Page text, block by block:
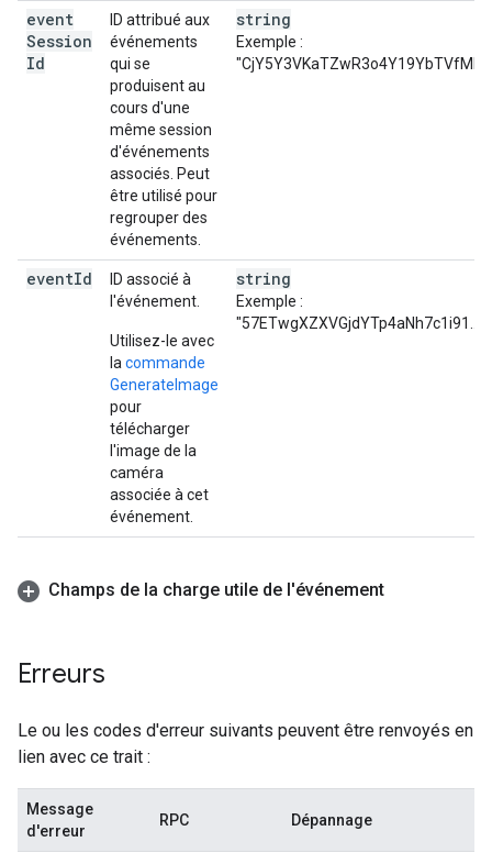
event
Session
Id
ID attribué aux
événements
qui se
produisent au
cours d'une
même session
d'événements
associés. Peut
être utilisé pour
regrouper des
événements.
string
Exemple :
"CjY5Y3VKaTZwR3o4Y19YbTVfMF..."
eventId
ID associé à
l'événement.
Utilisez-le avec
la commande
GenerateImage
pour
télécharger
l'image de la
caméra
associée à cet
événement.
string
Exemple :
"57ETwgXZXVGjdYTp4aNh7c1i91..."
Champs de la charge utile de l'événement
Erreurs
Le ou les codes d'erreur suivants peuvent être renvoyés en
lien avec ce trait :
Message
d'erreur
RPC Dépannage